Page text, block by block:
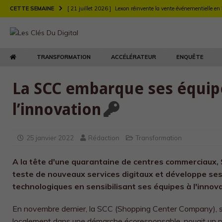
CETTE SEMAINE [ 21 juillet 2026 ] Lexon réinvente la vente événementielle en
TRANSFORMATION
[ 21 juillet 2026 ] Le retour produit : un enjeu de relation
[ 21 juillet 2026 ] Agents d’IA : l’Autorité de la concurrence
TRANSFORMATION ACCÉLÉRATEUR ENQUÊTE
La SCC embarque ses
l’innovation
25 janvier 2022 Rédaction Transformation
A la tête d'une quarantaine de centres commerciaux,
teste de nouveaux services digitaux et développe
technologiques en sensibilisant ses équipes à
En novembre dernier, la SCC (Shopping Center Company),